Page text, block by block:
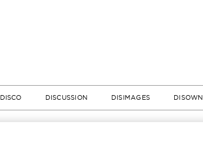
DISCO DISCUSSION DISIMAGES DISOWN